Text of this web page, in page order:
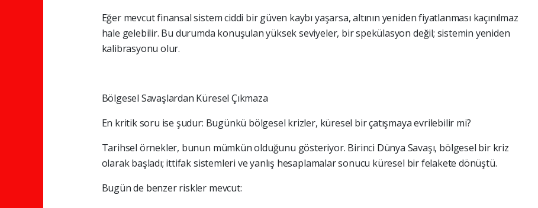
Eğer mevcut finansal sistem ciddi bir güven kaybı yaşarsa, altının yeniden fiyatlanması kaçınılmaz
hale gelebilir. Bu durumda konuşulan yüksek seviyeler, bir spekülasyon değil; sistemin yeniden
kalibrasyonu olur.
Bölgesel Savaşlardan Küresel Çıkmaza
En kritik soru ise şudur: Bugünkü bölgesel krizler, küresel bir çatışmaya evrilebilir mi?
Tarihsel örnekler, bunun mümkün olduğunu gösteriyor. Birinci Dünya Savaşı, bölgesel bir kriz
olarak başladı; ittifak sistemleri ve yanlış hesaplamalar sonucu küresel bir felakete dönüştü.
Bugün de benzer riskler mevcut: